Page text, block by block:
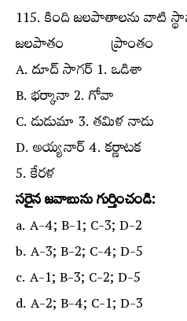
115. కింది జలపాతాలను వాటి
జలపాతం ప్రాంతం
A. దూద్‌ సాగర్‌ 1. ఒడిశా
B. భర్కానా 2. గోవా
C. డుడుమా 3. తమిళ నాడు
D. అయ్యనార్‌ 4. కర్ణాటక
5. కేరళ
సరైన జవాబును గుర్తించండి:
a. A-4; B-1; C-3; D-2
b. A-3; B-2; C-4; D-5
c. A-1; B-3; C-2; D-5
d. A-2; B-4; C-1; D-3